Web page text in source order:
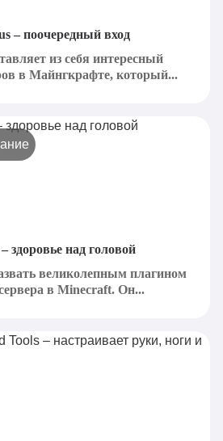
– поочередный вход
из себя интересный
в Майнгкрафте, который...
здоровье над головой
великолепным плагином
сервера в Minecraft. Он...